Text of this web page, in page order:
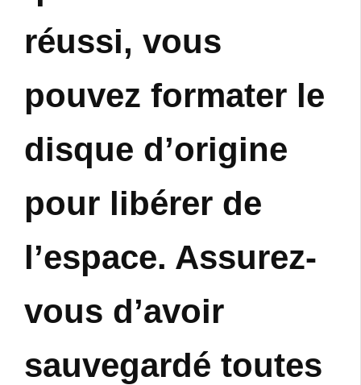
réussi, vous
pouvez formater le
disque d’origine
pour libérer de
l’espace. Assurez-
vous d’avoir
sauvegardé toutes